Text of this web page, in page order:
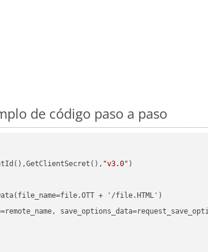
de código paso a paso
"v3.0" )
+ '/file.HTML')